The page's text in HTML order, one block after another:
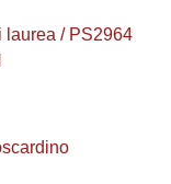
laurea / PS2964